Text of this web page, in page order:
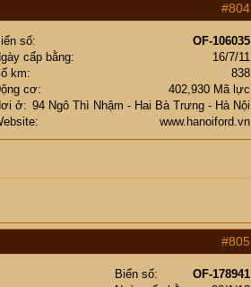
#804
số
OF-106035
cấp bằng
16/7/11
km
838
cơ
402,930 Mã lực
ở
94 Ngô Thì Nhậm - Hai Bà Trưng - Hà Nội
www.hanoiford.vn
#805
Biển số
OF-178941